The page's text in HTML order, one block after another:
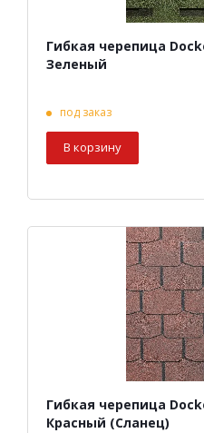
Гибкая черепица
Зеленый
под заказ
В корзину
Гибкая черепица
Красный (Сланец)